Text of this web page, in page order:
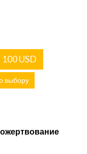
100 USD
выбору